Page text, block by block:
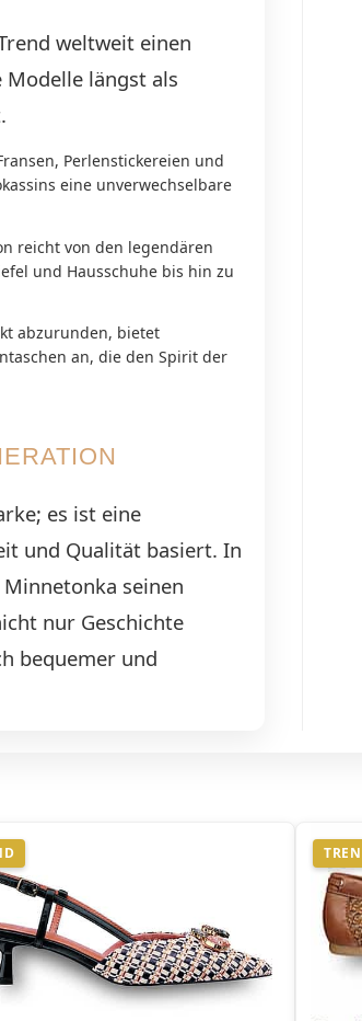
weltweit einen
längst als
Perlenstickereien und
eine unverwechselbare
reicht von den legendären
und Hausschuhe bis hin zu
abzurunden, bietet
an, die den Spirit der
es ist eine
und Qualität basiert. In
seinen
nur Geschichte
bequemer und